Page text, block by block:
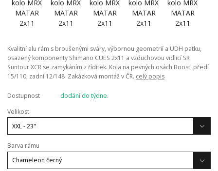
Kvalitní alu rám s broušenými sváry, výbornou geometrií a UDH patku,
osazený komponenty Shimano CUES 2x11 a vzduchovou vidlicí SR
Suntour XCR se zamykáním z řídítek. Kola na pevných osách Boost, předí
15/110, zadní 12/148 Zakázková montáž v ČR. celý popis
Dostupnost
dodání do týdne.
Velikost
Barva rámu